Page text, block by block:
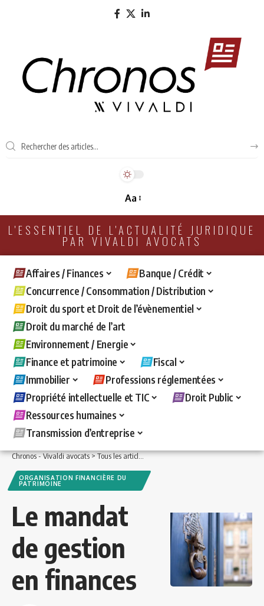
Aa
L'ESSENTIEL DE L'ACTUALITÉ JURIDIQUE
PAR VIVALDI AVOCATS
Affaires / Finances
Banque / Crédit
Concurrence / Consommation / Distribution
Droit du sport et Droit de l’évènementiel
Droit du marché de l’art
Environnement / Energie
Finance et patrimoine
Fiscal
Immobilier
Professions réglementées
Propriété intellectuelle et TIC
Droit Public
Ressources humaines
Transmission d’entreprise
Chronos - Vivaldi avocats>Tous les articles >Finance et patrimoine>
ORGANISATION FINANCIÈRE DU
PATRIMOINE
Le mandat
de gestion
en finances